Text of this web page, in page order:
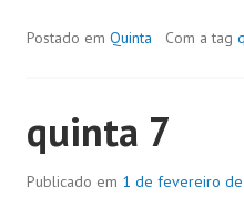
Postado em Quinta Com a tag
quinta 7
Publicado em 1 de fevereiro